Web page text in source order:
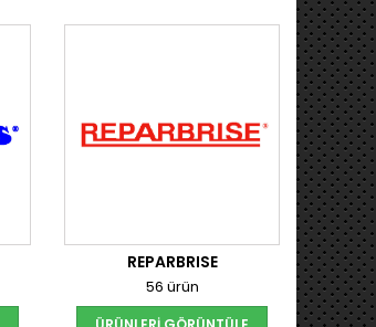
REPARBRISE
56 ürün